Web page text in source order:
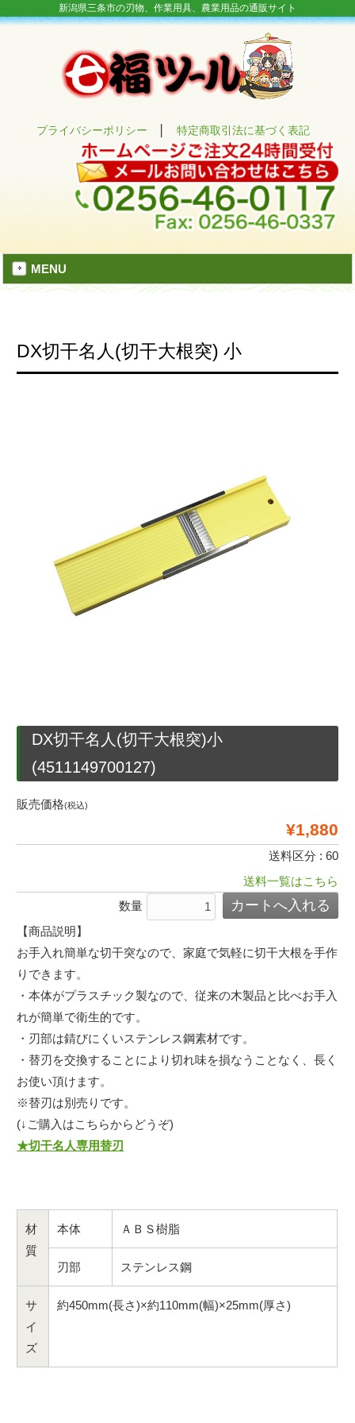
新潟県三条市の刃物、作業用具、農業用品の通販サイト
プライバシーポリシー │特定商取引法に基づく表記
MENU
DX切干名人(切干大根突) 小
DX切干名人(切干大根突)小
(4511149700127)
販売価格(税込)
¥1,880
送料区分 : 60
送料一覧はこちら
数量
【商品説明】
お手入れ簡単な切干突なので、家庭で気軽に切干大根を手作
りできます。
・本体がプラスチック製なので、従来の木製品と比べお手入
れが簡単で衛生的です。
・刃部は錆びにくいステンレス鋼素材です。
・替刃を交換することにより切れ味を損なうことなく、長く
お使い頂けます。
※替刃は別売りです。
(↓ご購入はこちらからどうぞ)
★切干名人専用替刃
材
質
本体 ＡＢＳ樹脂
刃部 ステンレス鋼
サ
イ
ズ
約450mm(長さ)×約110mm(幅)×25mm(厚さ)